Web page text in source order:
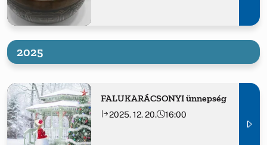
2025
FALUKARÁCSONYI ünnepség
2025. 12. 20. 16:00